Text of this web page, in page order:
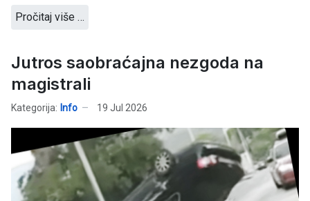
Pročitaj više …
Jutros saobraćajna nezgoda na
magistrali
Kategorija: Info 19 Jul 2026